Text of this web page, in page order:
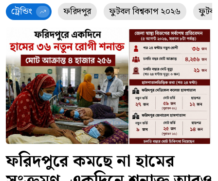
ট্রেন্ডিং ফরিদপুর ফুটবল বিশ্বকাপ ২০২৬
ফরিদপুরে কমছে না হামের